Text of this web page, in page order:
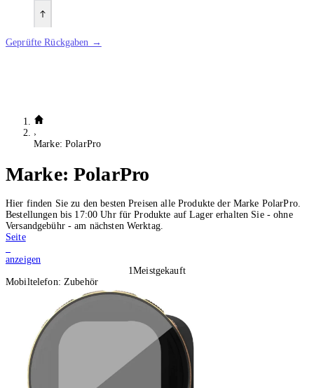
Geprüfte Rückgaben →
Marke: PolarPro
Marke: PolarPro
Hier finden Sie zu den besten Preisen alle Produkte der Marke PolarPro.
Bestellungen bis 17:00 Uhr für Produkte auf Lager erhalten Sie - ohne
Versandgebühr - am nächsten Werktag.
Seite
anzeigen
1Meistgekauft
Mobiltelefon: Zubehör